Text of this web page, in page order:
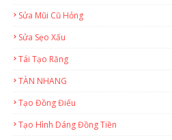
Sửa Mũi Cũ Hỏng
Sửa Sẹo Xấu
Tái Tạo Răng
TÀN NHANG
Tạo Đồng Điếu
Tạo Hình Dáng Đồng Tiền